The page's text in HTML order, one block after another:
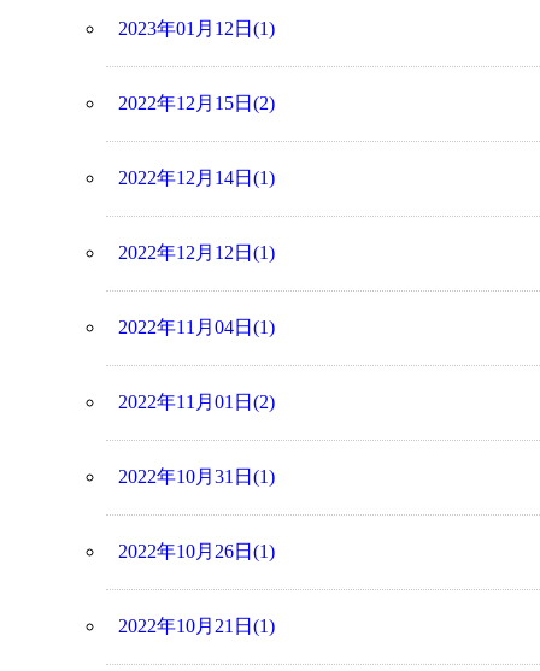
2023年01月12日(1)
2022年12月15日(2)
2022年12月14日(1)
2022年12月12日(1)
2022年11月04日(1)
2022年11月01日(2)
2022年10月31日(1)
2022年10月26日(1)
2022年10月21日(1)